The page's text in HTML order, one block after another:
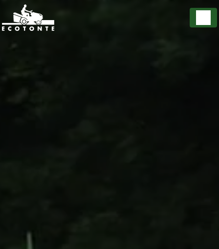
Panneau de gestion des cookies